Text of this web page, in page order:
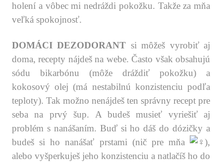
holení a vôbec mi nedráždi pokožku. Takže za mňa
veľká spokojnosť.
DOMÁCI DEZODORANT si môžeš vyrobiť aj
doma, recepty nájdeš na webe. Často však obsahujú
sódu bikarbónu (môže dráždiť pokožku) a
kokosový olej (má nestabilnú konzistenciu podľa
teploty). Tak možno nenájdeš ten správny recept pre
seba na prvý šup. A budeš musieť vyriešiť aj
problém s nanášaním. Buď si ho dáš do dózičky a
budeš si ho nanášať prstami (nič pre mňa
),
alebo vyšperkuješ jeho konzistenciu a natlačíš ho do